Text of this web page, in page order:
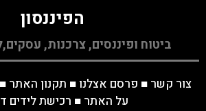
הפיננסון
ביטוח ופיננסים, צרכנות,
צור קשר ■ פרסם אצלנו ■ תקנון האתר ■
על האתר ■ רכישת לידים